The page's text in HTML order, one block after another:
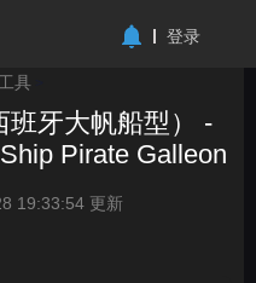
登录
具
班牙大帆船型） -
Pirate Galleon
19:33:54 更新